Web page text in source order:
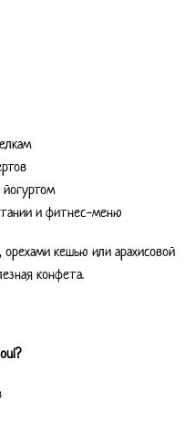
и фитнес-меню
кешью или арахисовой
конфета.